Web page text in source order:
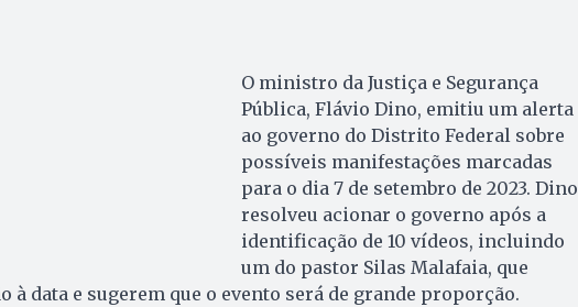
O ministro da Justiça e Segurança
Pública, Flávio Dino, emitiu um alerta
ao governo do Distrito Federal sobre
possíveis manifestações marcadas
para o dia 7 de setembro de 2023. Dino
resolveu acionar o governo após a
identificação de 10 vídeos, incluindo
um do pastor Silas Malafaia, que
à data e sugerem que o evento será de grande proporção.